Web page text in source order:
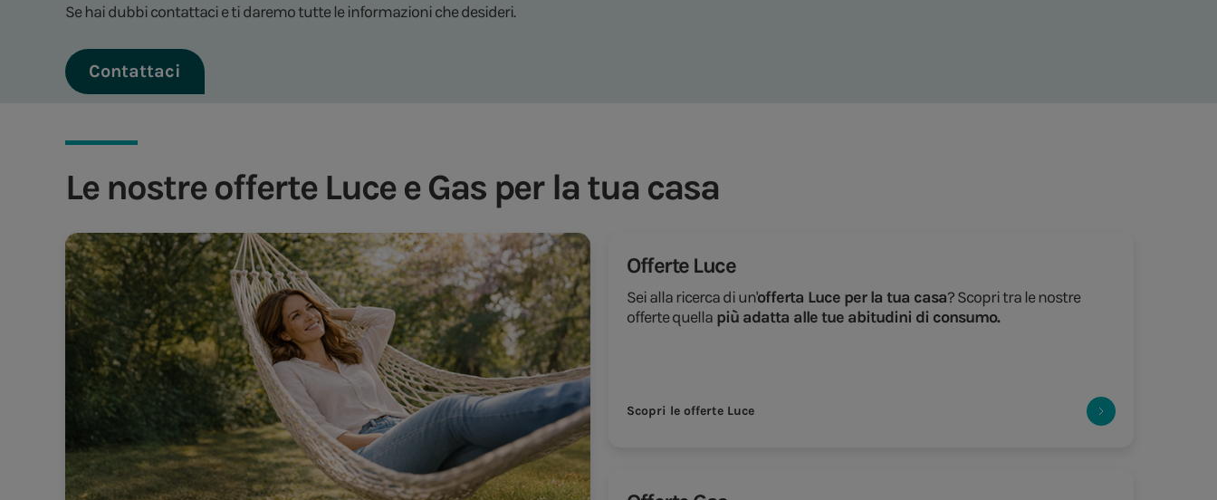
Se hai dubbi contattaci e ti daremo tutte le informazioni che desideri.
Contattaci
Le nostre offerte Luce e Gas per la tua casa
Offerte Luce
Sei alla ricerca di un'offerta Luce per la tua casa? Scopri tra le nostre
offerte quella più adatta alle tue abitudini di consumo.
Scopri le offerte Luce